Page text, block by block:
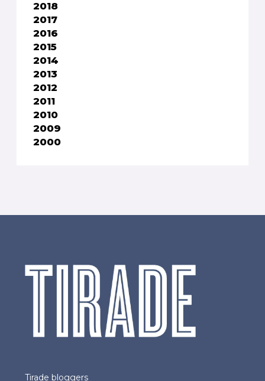
2018
2017
2016
2015
2014
2013
2012
2011
2010
2009
2000
Tirade bloggers